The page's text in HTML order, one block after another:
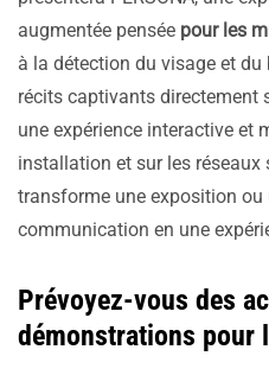
augmentée pensée pour les
à la détection du visage et du
récits captivants directement
une expérience interactive et
installation et sur les
transforme une exposition ou
communication en une
Prévoyez-vous des
démonstrations pour